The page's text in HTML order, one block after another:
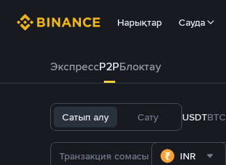
Нарықтар Сауда
ЭкспрессP2PБлоктау
Сатып алу Сату USDTBTC
INR